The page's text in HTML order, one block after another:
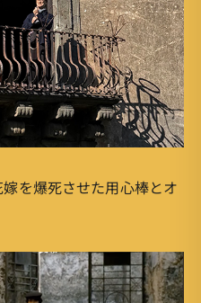
を爆死させた用心棒とオ